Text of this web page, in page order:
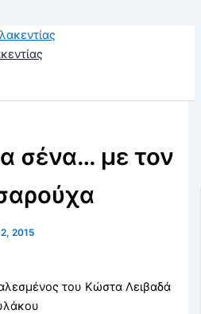
σένα… με τον
2015
του Κώστα Λειβαδά